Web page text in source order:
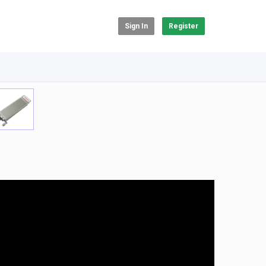
Sign In Register